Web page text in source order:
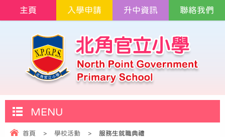
主頁 入學申請 升中資訊 聯絡我們
MENU
首頁 > 學校活動 > 服務生就職典禮